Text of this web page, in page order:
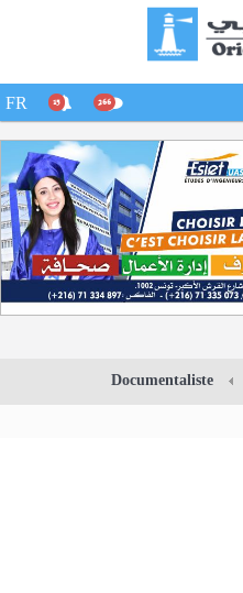
266
15
FR
Documentaliste